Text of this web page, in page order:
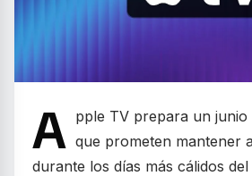
A pple TV prepara un
que prometen mantener
durante los días más cálidos